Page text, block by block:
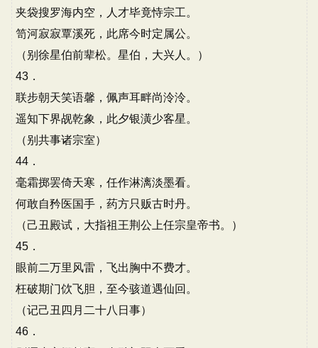
夹袋搜罗海内空，人才毕竟恃宗工。
笥河寂寂覃溪死，此席今时定属公。
（别徐星伯前辈松。星伯，大兴人。）
43．
联步朝天笑语馨，佩声耳畔尚泠泠。
遥知下界觇乾象，此夕银潢少客星。
（别共事诸宗室）
44．
毫霜掷罢倚天寒，任作淋漓淡墨看。
何敢自矜医国手，药方只贩古时丹。
（己丑殿试，大指祖王荆公上任宗皇帝书。）
45．
眼前二万里风雷，飞出胸中不费才。
枉破期门佽飞胆，至今骇道遇仙回。
（记己丑四月二十八日事）
46．